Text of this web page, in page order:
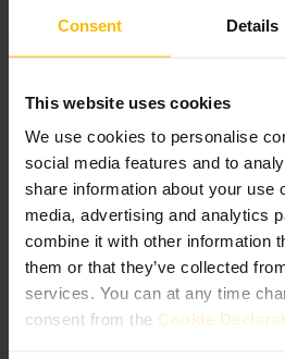
Consent Details
This website uses cookies
We use cookies to personalise
social media features and to
share information about your use
media, advertising and analytics
combine it with other information
them or that they’ve collected
services. You can at any time
consent from the Cookie
ما الذي تتوقعه
مع مجموعة واسعة من بيرات الصنبور
المساحة مقسمة إلى طوابق، فيها جلسات
خصوصية للمجموعات. القائمة الغذائية
محلية تقدم برغر وأطباق جانبية مناسبة
اقتراح خيارات حسب الذوق، خاصة لمَن لا
يفضلون الأنواع التقليدية.
خطط لزيارتك